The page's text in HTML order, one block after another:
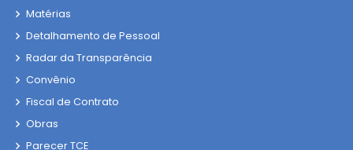
Matérias
Detalhamento de Pessoal
Radar da Transparência
Convênio
Fiscal de Contrato
Obras
Parecer TCE